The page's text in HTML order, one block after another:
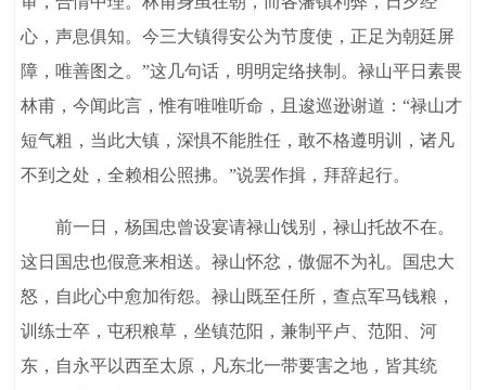
心，声息俱知。今三大镇得安公为节度使，正足为朝廷屏
障，唯善图之。”这几句话，明明定络挟制。禄山平日素畏
林甫，今闻此言，惟有唯唯听命，且逡巡逊谢道：“禄山才
短气粗，当此大镇，深惧不能胜任，敢不格遵明训，诸凡
不到之处，全赖相公照拂。”说罢作揖，拜辞起行。
前一日，杨国忠曾设宴请禄山饯别，禄山托故不在。
这日国忠也假意来相送。禄山怀忿，傲倔不为礼。国忠大
怒，自此心中愈加衔怨。禄山既至任所，查点军马钱粮，
训练士卒，屯积粮草，坐镇范阳，兼制平卢、范阳、河
东，自永平以西至太原，凡东北一带要害之地，皆其统